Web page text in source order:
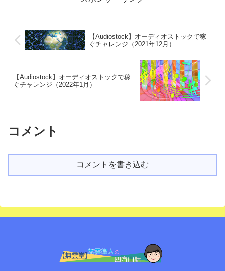
【Audiostock】オーディオストックで稼
ぐチャレンジ（2021年12月）
【Audiostock】オーディオストックで稼
ぐチャレンジ（2022年1月）
コメント
コメントを書き込む